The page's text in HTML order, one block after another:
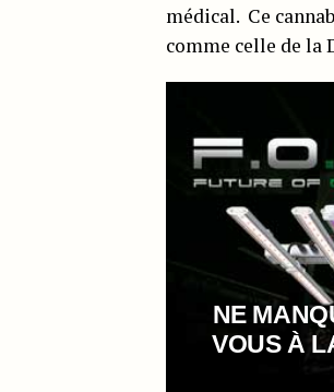
médical. Ce
comme celle de la
NE
VOUS À